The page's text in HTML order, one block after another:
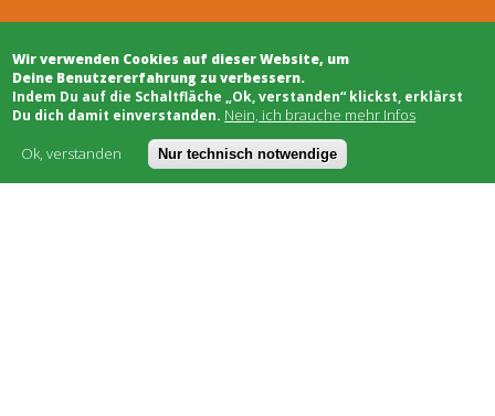
Architekten
Projektentwicklung
Projektsteuerung
Rechtsberatung
Moderation/Mediation
Öffentlichkeitsarbeit
Wir verwenden Cookies auf dieser Website, um
Deine Benutzererfahrung zu verbessern.
​Indem Du auf die Schaltfläche „Ok, verstanden“ klickst, erklärst
Du dich damit einverstanden. Nein, ich brauche mehr Infos
Ok, verstanden
Nur technisch notwendige